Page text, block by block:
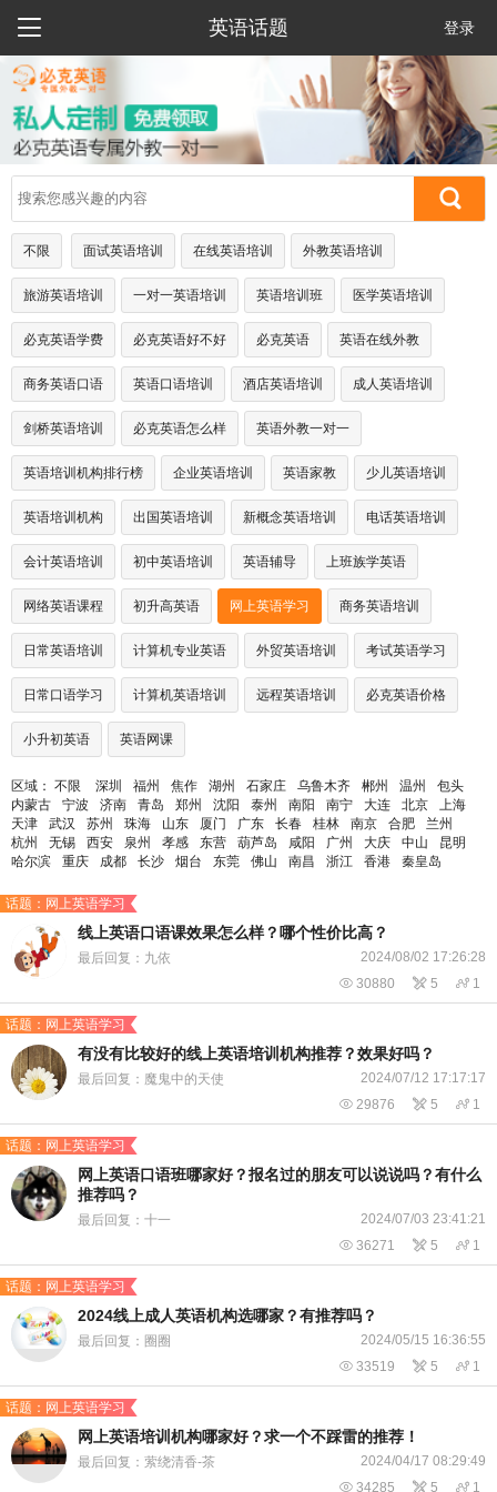
 英语话题 登录
不限 面试英语培训 在线英语培训 外教英语培训
旅游英语培训 一对一英语培训 英语培训班 医学英语培训
必克英语学费 必克英语好不好 必克英语 英语在线外教
商务英语口语 英语口语培训 酒店英语培训 成人英语培训
剑桥英语培训 必克英语怎么样 英语外教一对一
英语培训机构排行榜 企业英语培训 英语家教 少儿英语培训
英语培训机构 出国英语培训 新概念英语培训 电话英语培训
会计英语培训 初中英语培训 英语辅导 上班族学英语
网络英语课程 初升高英语 网上英语学习 商务英语培训
日常英语培训 计算机专业英语 外贸英语培训 考试英语学习
日常口语学习 计算机英语培训 远程英语培训 必克英语价格
小升初英语 英语网课
区域： 不限 深圳 福州 焦作 湖州 石家庄 乌鲁木齐 郴州 温州
包头
内蒙古
宁波 济南 青岛 郑州 沈阳 泰州 南阳 南宁 大连 北京
上海
天津
武汉 苏州 珠海 山东 厦门 广东 长春 桂林 南京 合肥
兰州
杭州
无锡 西安 泉州 孝感 东营 葫芦岛 咸阳 广州 大庆 中山
昆明
哈尔滨
重庆 成都 长沙 烟台 东莞 佛山 南昌 浙江 香港 秦皇岛
话题：网上英语学习
线上英语口语课效果怎么样？哪个性价比高？
最后回复：九依 2024/08/02 17:26:28
 30880  5  1
话题：网上英语学习
有没有比较好的线上英语培训机构推荐？效果好吗？
最后回复：魔鬼中的天使 2024/07/12 17:17:17
 29876  5  1
话题：网上英语学习
网上英语口语班哪家好？报名过的朋友可以说说吗？有什么
推荐吗？
最后回复：十一 2024/07/03 23:41:21
 36271  5  1
话题：网上英语学习
2024线上成人英语机构选哪家？有推荐吗？
最后回复：圈圈 2024/05/15 16:36:55
 33519  5  1
话题：网上英语学习
网上英语培训机构哪家好？求一个不踩雷的推荐！
最后回复：萦绕清香-茶 2024/04/17 08:29:49
 34285  5  1